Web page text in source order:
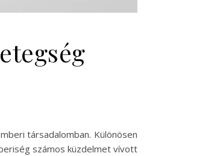
társadalomban. Különösen
számos küzdelmet vívott